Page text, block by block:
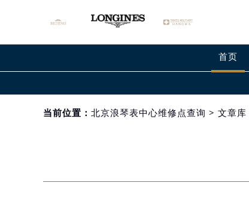
首页
当前位置： 北京浪琴表中心维修点查询 > 文章库